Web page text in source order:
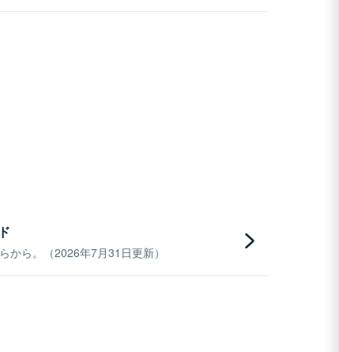
から。（2026年7月31日更新）